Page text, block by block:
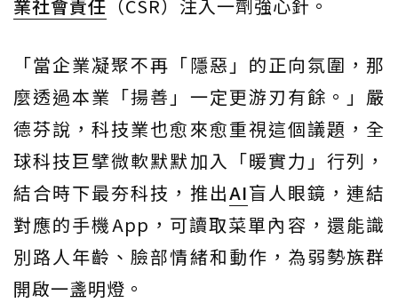
業社會責任 （CSR）注入一劑強心針。
「當企業凝聚不再「隱惡」的正向氛圍，那
麼透過本業「揚善」一定更游刃有餘。」嚴
德芬說，科技業也愈來愈重視這個議題，全
球科技巨擘微軟默默加入「暖實力」行列，
結合時下最夯科技，推出AI盲人眼鏡，連結
對應的手機App，可讀取菜單內容，還能識
別路人年齡、臉部情緒和動作，為弱勢族群
開啟一盞明燈。